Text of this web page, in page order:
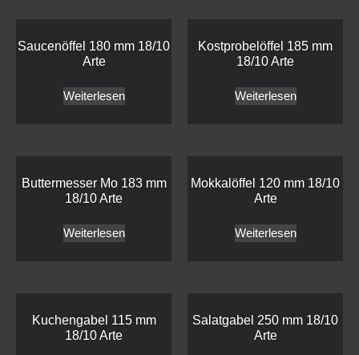
Saucenöffel 180 mm 18/10
Arte
Weiterlesen
Kostprobelöffel 185 mm
18/10 Arte
Weiterlesen
Buttermesser Mo 183 mm
18/10 Arte
Weiterlesen
Mokkalöffel 120 mm 18/10
Arte
Weiterlesen
Kuchengabel 115 mm
18/10 Arte
Salatgabel 250 mm 18/10
Arte